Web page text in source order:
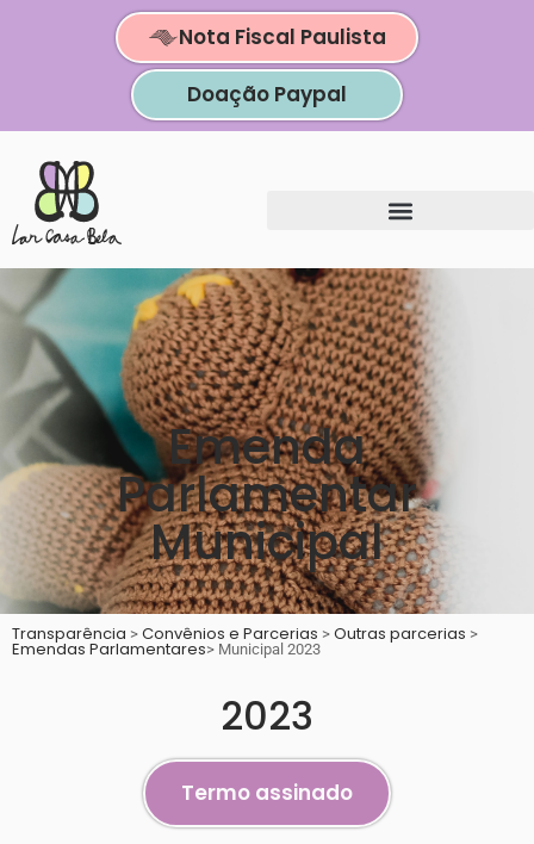
Nota Fiscal Paulista
Doação Paypal
Emenda
Parlamentar
Municipal
Transparência > Convênios e Parcerias > Outras parcerias >
Emendas Parlamentares> Municipal 2023
2023
Termo assinado